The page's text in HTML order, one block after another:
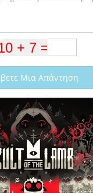
Μια Απάντηση